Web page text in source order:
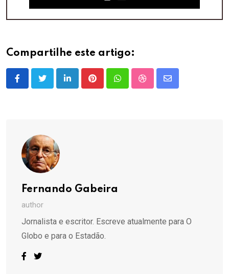
Compartilhe este artigo:
LinkedInPinterestWhatsappStumbleUpon
Share
Fernando Gabeira
author
Jornalista e escritor. Escreve atualmente para O
Globo e para o Estadão.